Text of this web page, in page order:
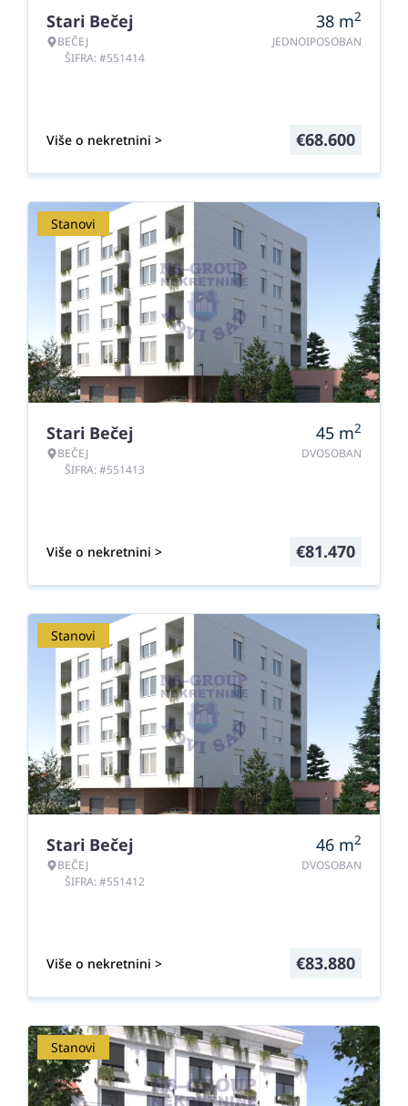
Stari Bečej
BEČEJ
ŠIFRA: #551414
38 m2
JEDNOIPOSOBAN
Više o nekretnini > €68.600
Stanovi
Stari Bečej
BEČEJ
ŠIFRA: #551413
45 m2
DVOSOBAN
Više o nekretnini > €81.470
Stanovi
Stari Bečej
BEČEJ
ŠIFRA: #551412
46 m2
DVOSOBAN
Više o nekretnini > €83.880
Stanovi